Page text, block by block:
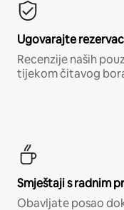
Ugovarajte
Recenzije naših
tijekom čitavog
Smještaji s radnim
Obavljate posao